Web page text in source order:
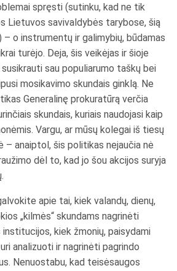
spręsti (sutinku, kad ne tik
Lietuvos savivaldybės tarybose, šią
o instrumentų ir galimybių, būdamas
turėjo. Deja, šis veikėjas ir šioje
sau populiarumo taškų bei
mosikavimo skundais ginklą. Ne
Generalinę prokuratūrą verčia
skundais, kuriais naudojasi kaip
Vargu, ar mūsų kolegai iš tiesų
– anaiptol, šis politikas nejaučia nė
dėl to, kad jo šou akcijos suryja
apie tai, kiek valandų, dienų,
„kilmės“ skundams nagrinėti
kiek žmonių, paisydami
analizuoti ir nagrinėti pagrindo
Nenuostabu, kad teisėsaugos